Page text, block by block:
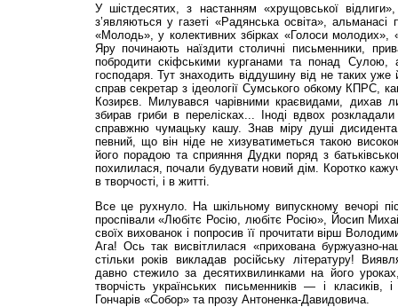
У шістдесятих, з настанням «хрущовської
з’являються у газеті «Радянська освіта», альманасі
«Молодь», у колективних збірках «Голоси
Яру починають наїздити столичні письменники,
побродити скіфськими курганами та понад Сулою,
господаря. Тут знаходить віддушину від не таких
справ секретар з ідеології Сумського обкому КПРС,
Козирєв. Милувався чарівними краєвидами, дихав
збирав гриби в перелісках... Іноді вдвох
справжню чумацьку кашу. Знав міру душі
певний, що він ніде не хизуватиметься такою
його порадою та сприяння Дудки поряд з
похилилася, почали будувати новий дім. Коротко
в творчості, і в житті.
Все це рухнуло. На шкільному випускному вечорі
проспівали «Любітє Росію, любітє Росію», Йосип
своїх вихованок і попросив її прочитати вірш
Ага! Ось так висвітлилася «прихована буржуазно-
стільки років викладав російську літературу!
давно стежило за десятихвилинками на його
творчість українських письменників — і класиків,
Гончарів «Собор» та прозу Антоненка-Давидовича.